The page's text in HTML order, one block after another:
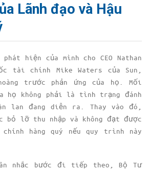
Lãnh đạo và Hậu
hiện của mình cho CEO Nathan
tài chính Mike Waters của Sun,
trước phản ứng của họ. Mối
họ không phải là tình trạng đánh
lan đang diễn ra. Thay vào đó,
bỏ lỡ thu nhập và không đạt được
hàng quý nếu quy trình này
nhắc bước đi tiếp theo, Bộ Tư